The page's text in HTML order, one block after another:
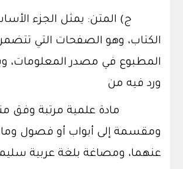
ج) المتن: يمثل الجزء
الكتاب، وهو الصفحات التي
المطبوع في مصدر المعلومات،
ورد فيه من
مادة علمية مرتبة وفق
ومقسمة إلى أبواب أو فصول وما
عنهما، ومصاغة بلغة عربية